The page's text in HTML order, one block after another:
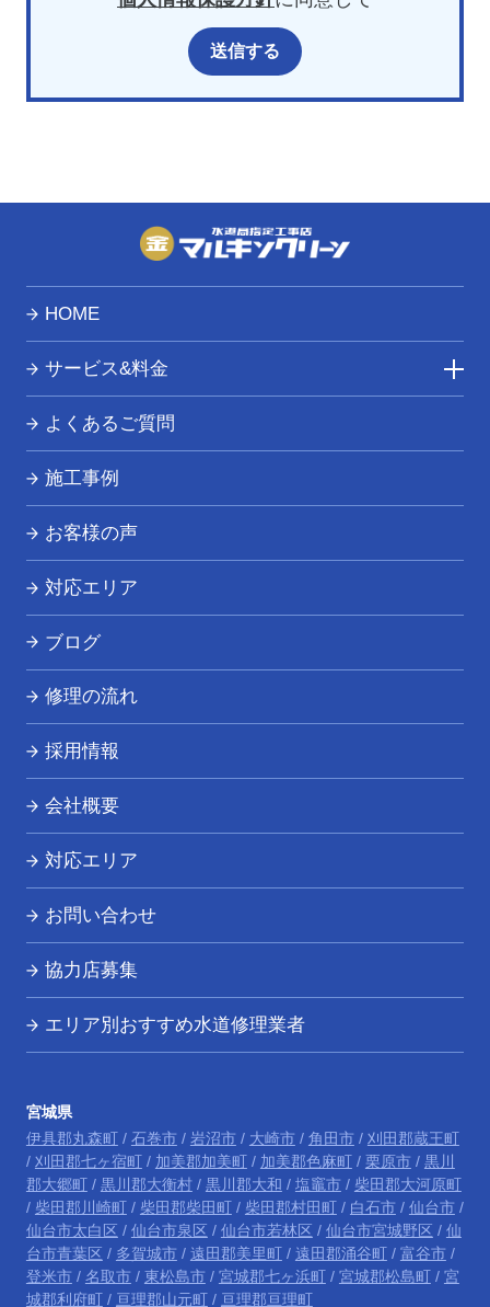
HOME
サービス&料金
トイレつまり・水漏れ
お風呂つまり・水漏れ
キッチンつまり・水漏れ
洗面所つまり・水漏れ
その他の水道トラブル
よくあるご質問
施工事例
お客様の声
対応エリア
ブログ
修理の流れ
採用情報
会社概要
対応エリア
お問い合わせ
協力店募集
エリア別おすすめ水道修理業者
宮城県
伊具郡丸森町/ 石巻市/ 岩沼市/ 大崎市/ 角田市/ 刈田郡蔵王町
/ 刈田郡七ヶ宿町/ 加美郡加美町/ 加美郡色麻町/ 栗原市/ 黒川
郡大郷町/ 黒川郡大衡村/ 黒川郡大和 / 塩竈市/ 柴田郡大河原町
/ 柴田郡川崎町/ 柴田郡柴田町/ 柴田郡村田町/ 白石市/ 仙台市/
仙台市太白区 / 仙台市泉区 / 仙台市若林区 / 仙台市宮城野区 / 仙
台市青葉区 / 多賀城市/ 遠田郡美里町/ 遠田郡涌谷町/ 富谷市/
登米市/ 名取市/ 東松島市/ 宮城郡七ヶ浜町/ 宮城郡松島町/ 宮
城郡利府町/ 亘理郡山元町/ 亘理郡亘理町